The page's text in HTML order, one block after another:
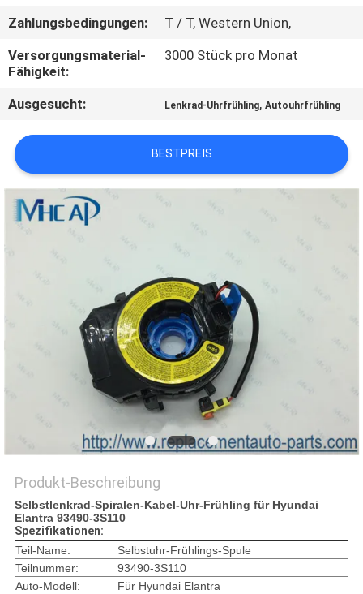
SIE
EIN
ZITAT
SITEMAP
PRIVACY
POLICY
Zahlungsbedingungen:
T / T, Western Union,
Versorgungsmaterial-
Fähigkeit:
3000 Stück pro Monat
Ausgesucht: Lenkrad-Uhrfrühling,Autouhrfrühling
BESTPREIS
Produkt-Beschreibung
Selbstlenkrad-Spiralen-Kabel-Uhr-Frühling für Hyundai
Elantra 93490-3S110
Spezifikationen:
Teil-Name:
Selbstuhr-Frühlings-Spule
Teilnummer:
93490-3S110
Auto-Modell:
Für Hyundai Elantra